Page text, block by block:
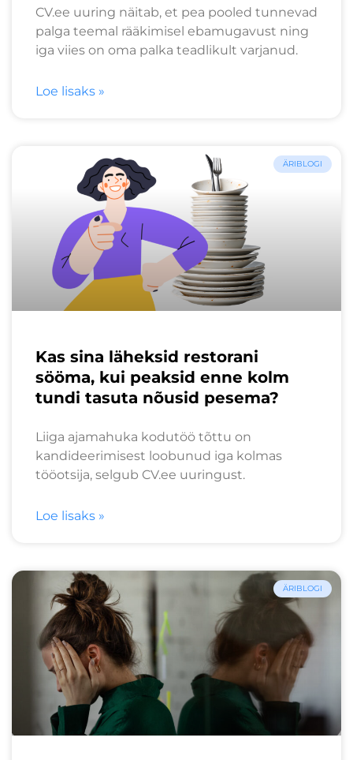
CV.ee uuring näitab, et pea pooled tunnevad
palga teemal rääkimisel ebamugavust ning
iga viies on oma palka teadlikult varjanud.
Loe lisaks »
ÄRIBLOGI
Kas sina läheksid restorani
sööma, kui peaksid enne kolm
tundi tasuta nõusid pesema?
Liiga ajamahuka kodutöö tõttu on
kandideerimisest loobunud iga kolmas
tööotsija, selgub CV.ee uuringust.
Loe lisaks »
ÄRIBLOGI